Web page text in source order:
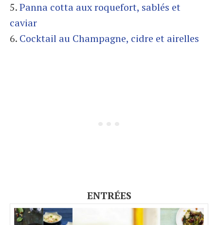
5.Panna cotta aux roquefort, sablés et
caviar
6. Cocktail au Champagne, cidre et airelles
ENTRÉES